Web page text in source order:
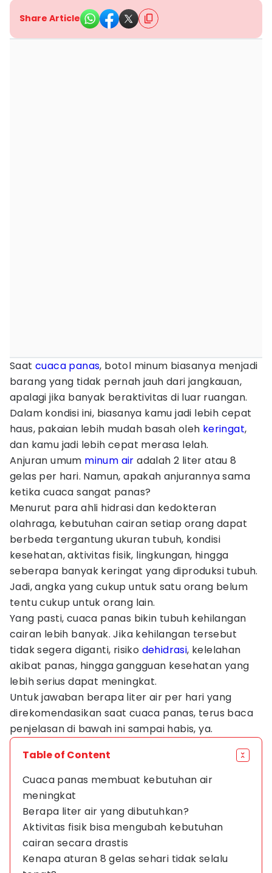
Share Article
Saat cuaca panas, botol minum biasanya menjadi
barang yang tidak pernah jauh dari jangkauan,
apalagi jika banyak beraktivitas di luar ruangan.
Dalam kondisi ini, biasanya kamu jadi lebih cepat
haus, pakaian lebih mudah basah oleh keringat,
dan kamu jadi lebih cepat merasa lelah.
Anjuran umum minum air adalah 2 liter atau 8
gelas per hari. Namun, apakah anjurannya sama
ketika cuaca sangat panas?
Menurut para ahli hidrasi dan kedokteran
olahraga, kebutuhan cairan setiap orang dapat
berbeda tergantung ukuran tubuh, kondisi
kesehatan, aktivitas fisik, lingkungan, hingga
seberapa banyak keringat yang diproduksi tubuh.
Jadi, angka yang cukup untuk satu orang belum
tentu cukup untuk orang lain.
Yang pasti, cuaca panas bikin tubuh kehilangan
cairan lebih banyak. Jika kehilangan tersebut
tidak segera diganti, risiko dehidrasi, kelelahan
akibat panas, hingga gangguan kesehatan yang
lebih serius dapat meningkat.
Untuk jawaban berapa liter air per hari yang
direkomendasikan saat cuaca panas, terus baca
penjelasan di bawah ini sampai habis, ya.
Table of Content
Cuaca panas membuat kebutuhan air
meningkat
Berapa liter air yang dibutuhkan?
Aktivitas fisik bisa mengubah kebutuhan
cairan secara drastis
Kenapa aturan 8 gelas sehari tidak selalu